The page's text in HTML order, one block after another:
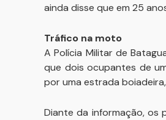
ainda disse que em 25
Tráfico na moto
A Polícia Militar de
que dois ocupantes de
por uma estrada
Diante da informação, os